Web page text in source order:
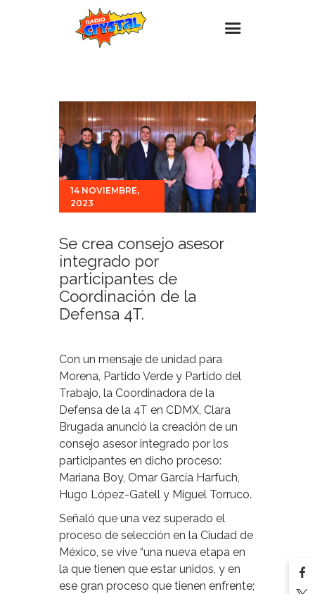
Estaciones
Eventos
Promociones
Noticias
Para ti
14 NOVIEMBRE,
2023
Se crea consejo asesor
integrado por
participantes de
Coordinación de la
Defensa 4T.
Con un mensaje de unidad para
Morena, Partido Verde y Partido del
Trabajo, la Coordinadora de la
Defensa de la 4T en CDMX, Clara
Brugada anunció la creación de un
consejo asesor integrado por los
participantes en dicho proceso:
Mariana Boy, Omar García Harfuch,
Hugo López-Gatell y Miguel Torruco.
Señaló que una vez superado el
proceso de selección en la Ciudad de
México, se vive “una nueva etapa en
la que tienen que estar unidos, y en
ese gran proceso que tienen enfrente;